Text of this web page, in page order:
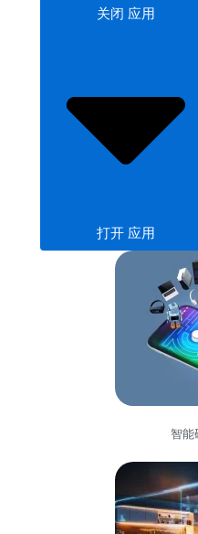
关闭 应用
打开 应用
智能